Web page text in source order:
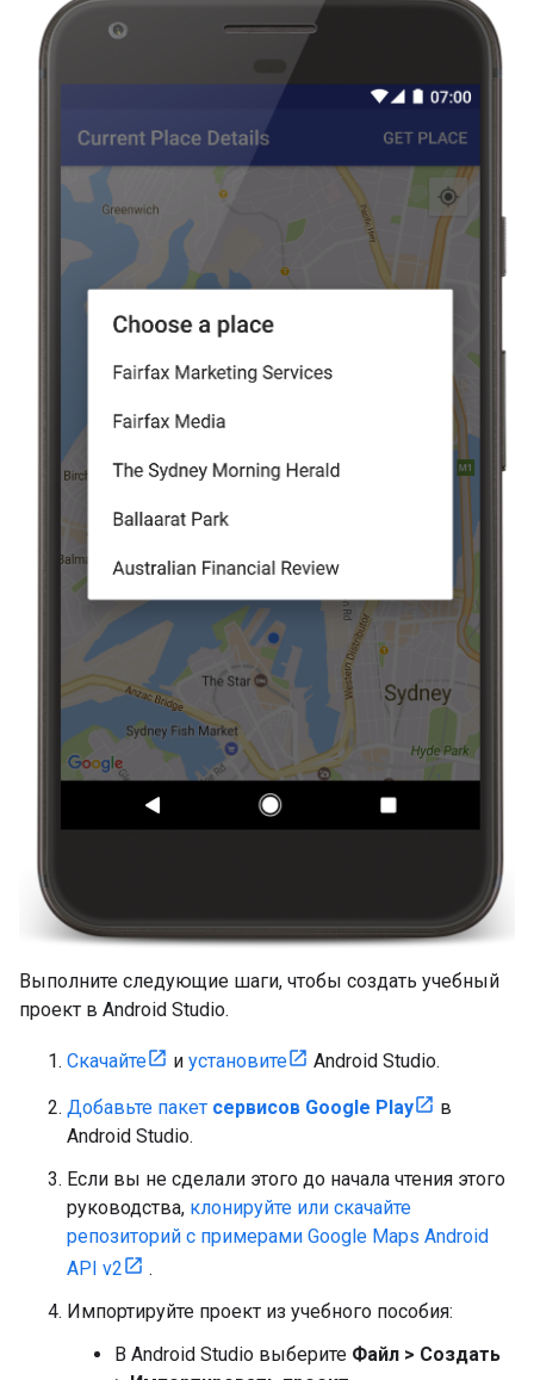
Выполните следующие шаги, чтобы создать учебный
проект в Android Studio.
Скачайте и установите Android Studio.
Добавьте пакет сервисов Google Play
в
Android Studio.
Если вы не сделали этого до начала чтения этого
руководства, клонируйте или скачайте
репозиторий с примерами Google Maps Android
API v2
.
Импортируйте проект из учебного пособия:
В Android Studio выберите Файл > Создать